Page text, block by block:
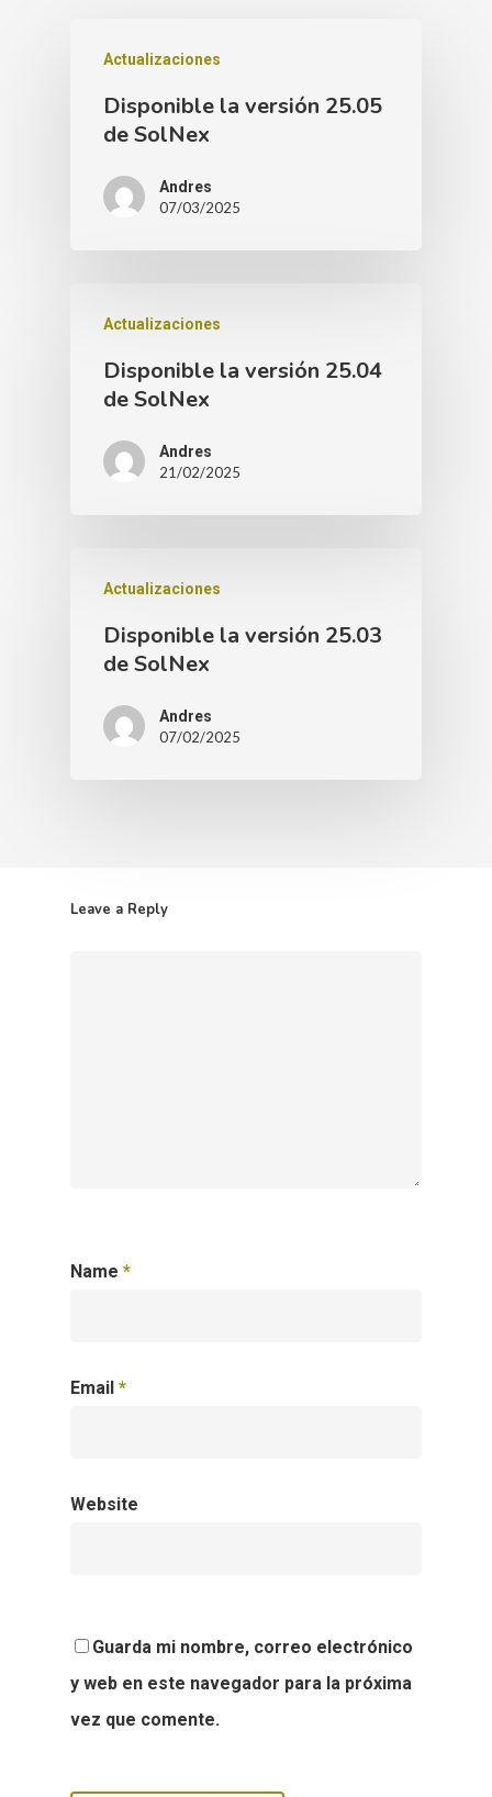
Actualizaciones
Disponible la versión 25.05
de SolNex
Andres
07/03/2025
Actualizaciones
Disponible la versión 25.04
de SolNex
Andres
21/02/2025
Actualizaciones
Disponible la versión 25.03
de SolNex
Andres
07/02/2025
Leave a Reply
Name *
Email *
Website
Guarda mi nombre, correo electrónico
y web en este navegador para la próxima
vez que comente.